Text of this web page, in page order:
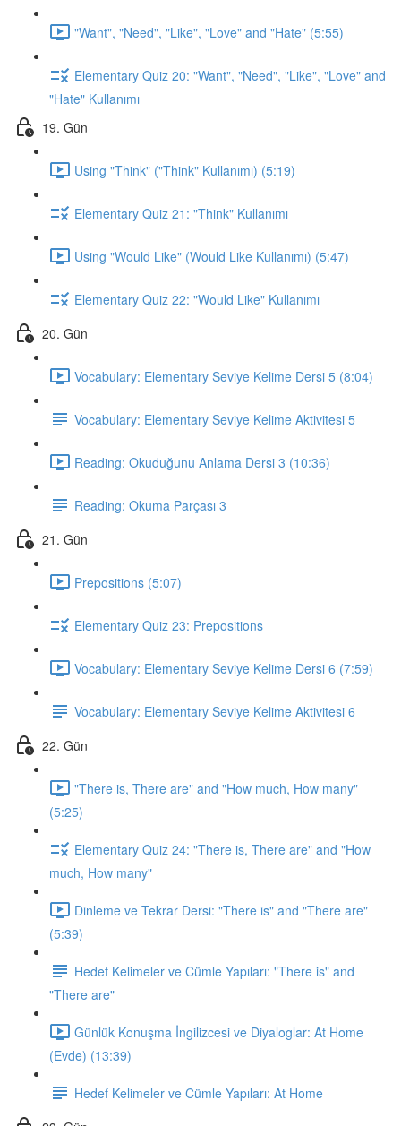
"Want", "Need", "Like", "Love" and "Hate" (5:55)
Elementary Quiz 20: "Want", "Need", "Like", "Love" and
"Hate" Kullanımı
19. Gün
Using "Think" ("Think" Kullanımı) (5:19)
Elementary Quiz 21: "Think" Kullanımı
Using "Would Like" (Would Like Kullanımı) (5:47)
Elementary Quiz 22: "Would Like" Kullanımı
20. Gün
Vocabulary: Elementary Seviye Kelime Dersi 5 (8:04)
Vocabulary: Elementary Seviye Kelime Aktivitesi 5
Reading: Okuduğunu Anlama Dersi 3 (10:36)
Reading: Okuma Parçası 3
21. Gün
Prepositions (5:07)
Elementary Quiz 23: Prepositions
Vocabulary: Elementary Seviye Kelime Dersi 6 (7:59)
Vocabulary: Elementary Seviye Kelime Aktivitesi 6
22. Gün
"There is, There are" and "How much, How many"
(5:25)
Elementary Quiz 24: "There is, There are" and "How
much, How many"
Dinleme ve Tekrar Dersi: "There is" and "There are"
(5:39)
Hedef Kelimeler ve Cümle Yapıları: "There is" and
"There are"
Günlük Konuşma İngilizcesi ve Diyaloglar: At Home
(Evde) (13:39)
Hedef Kelimeler ve Cümle Yapıları: At Home